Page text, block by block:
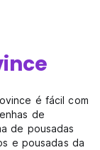
é fácil com
de
de pousadas
e pousadas da